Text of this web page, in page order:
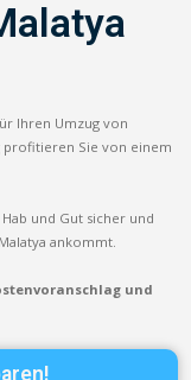
Ihren Umzug von
profitieren Sie von einem
und Gut sicher und
ankommt.
und